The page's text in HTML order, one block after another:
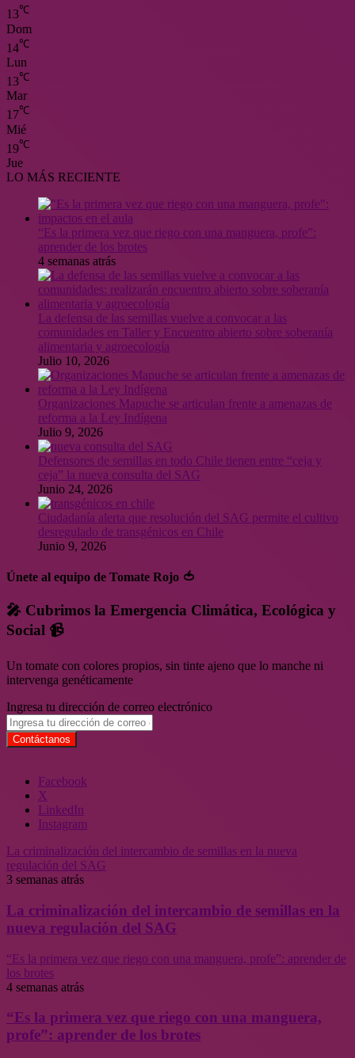
13℃
Dom
14℃
Lun
13℃
Mar
17℃
Mié
19℃
Jue
LO MÁS RECIENTE
“Es la primera vez que riego con una manguera, profe”:
aprender de los brotes
4 semanas atrás
La defensa de las semillas vuelve a convocar a las
comunidades en Taller y Encuentro abierto sobre soberanía
alimentaria y agroecología
Julio 10, 2026
Organizaciones Mapuche se articulan frente a amenazas de
reforma a la Ley Indígena
Julio 9, 2026
Defensores de semillas en todo Chile tienen entre “ceja y
ceja” la nueva consulta del SAG
Junio 24, 2026
Ciudadanía alerta que resolución del SAG permite el cultivo
desregulado de transgénicos en Chile
Junio 9, 2026
Únete al equipo de Tomate Rojo 🍅
🎤 Cubrimos la Emergencia Climática, Ecológica y
Social 📹
Un tomate con colores propios, sin tinte ajeno que lo manche ni
intervenga genéticamente
Ingresa tu dirección de correo electrónico
Facebook
X
LinkedIn
Instagram
La criminalización del intercambio de semillas en la nueva
regulación del SAG
3 semanas atrás
La criminalización del intercambio de semillas en la
nueva regulación del SAG
“Es la primera vez que riego con una manguera, profe”: aprender de
los brotes
4 semanas atrás
“Es la primera vez que riego con una manguera,
profe”: aprender de los brotes